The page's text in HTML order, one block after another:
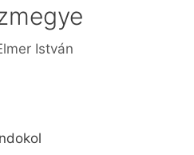
István